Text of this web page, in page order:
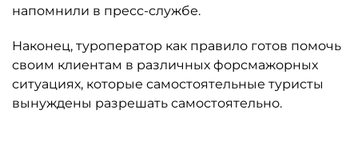
напомнили в пресс-службе.
Наконец, туроператор как правило готов помочь
своим клиентам в различных форсмажорных
ситуациях, которые самостоятельные туристы
вынуждены разрешать самостоятельно.